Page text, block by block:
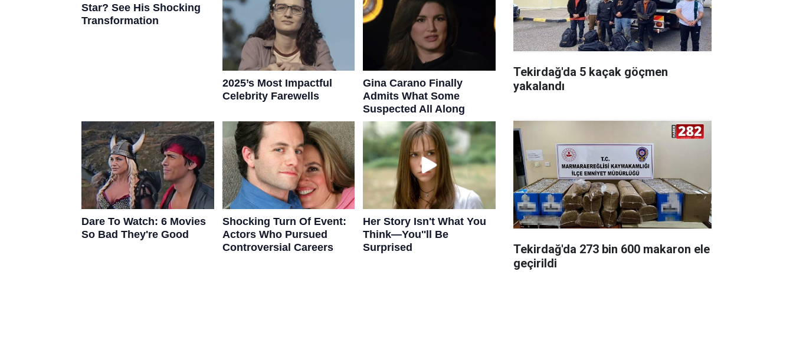
Tekirdağ'da 5 kaçak göçmen
yakalandı
Tekirdağ'da 273 bin 600 makaron ele
geçirildi